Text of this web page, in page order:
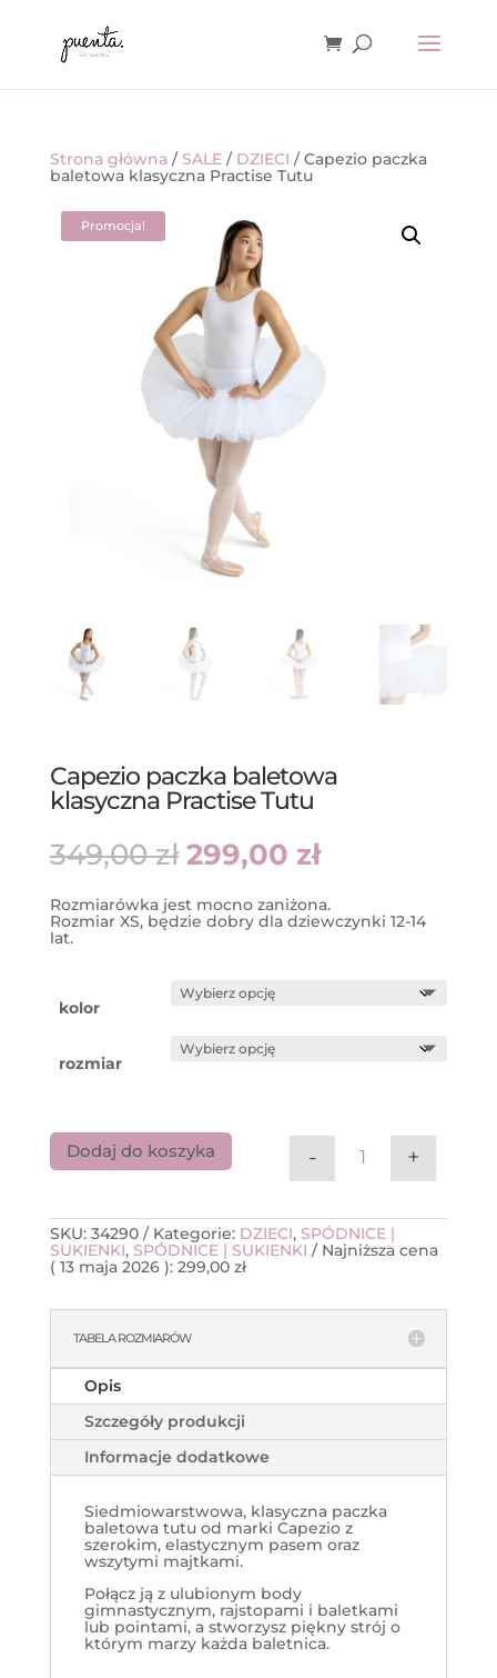
Strona główna / SALE/ DZIECI / Capezio paczka
baletowa klasyczna Practise Tutu
Promocja!
Capezio paczka baletowa
klasyczna Practise Tutu
349,00zł Pierwotna
cena
349,00 zł.
299,00 złAktualna
cena
299,00 zł.
Rozmiarówka jest mocno zaniżona.
Rozmiar XS, będzie dobry dla dziewczynki 12-14
lat.
kolor
rozmiar
ilość Capezio
- +
Dodaj do koszyka
SKU: 34290 Kategorie: DZIECI, SPÓDNICE |
SUKIENKI, SPÓDNICE | SUKIENKI
Najniższa cena
( 13 maja 2026): 299,00 zł
TABELA ROZMIARÓW
Opis
Szczegóły produkcji
Informacje dodatkowe
Siedmiowarstwowa, klasyczna paczka
baletowa tutu od marki Capezio z
szerokim, elastycznym pasem oraz
wszytymi majtkami.
Połącz ją z ulubionym body
gimnastycznym, rajstopami i baletkami
lub pointami, a stworzysz piękny strój o
którym marzy każda baletnica.